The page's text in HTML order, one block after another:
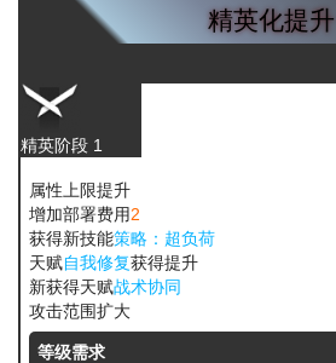
精英化提升
精英阶段 1
属性上限提升
增加部署费用2
获得新技能策略：超负荷
天赋自我修复获得提升
新获得天赋战术协同
攻击范围扩大
等级需求